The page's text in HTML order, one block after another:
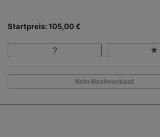
Startpreis: 105,00 €
Kein Nachverkauf